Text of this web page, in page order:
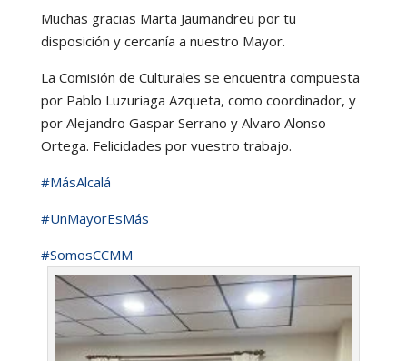
Muchas gracias Marta Jaumandreu por tu
disposición y cercanía a nuestro Mayor.
La Comisión de Culturales se encuentra compuesta
por Pablo Luzuriaga Azqueta, como coordinador, y
por Alejandro Gaspar Serrano y Alvaro Alonso
Ortega. Felicidades por vuestro trabajo.
#MásAlcalá
#UnMayorEsMás
#SomosCCMM